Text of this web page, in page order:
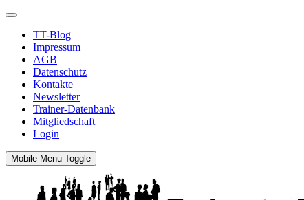
TT-Blog
Impressum
AGB
Datenschutz
Kontakte
Newsletter
Trainer-Datenbank
Mitgliedschaft
Login
Mobile Menu Toggle